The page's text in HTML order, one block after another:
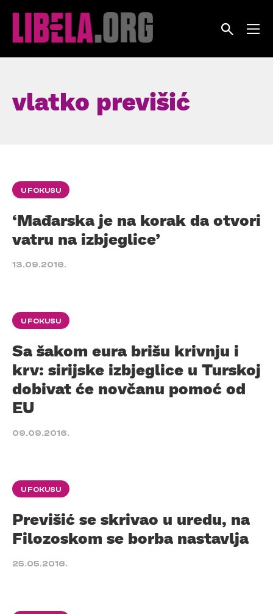
vlatko previšić
U FOKUSU
‘Mađarska je na korak da otvori
vatru na izbjeglice’
13.09.2016.
U FOKUSU
Sa šakom eura brišu krivnju i
krv: sirijske izbjeglice u Turskoj
dobivat će novčanu pomoć od
EU
09.09.2016.
U FOKUSU
Previšić se skrivao u uredu, na
Filozoskom se borba nastavlja
25.05.2016.